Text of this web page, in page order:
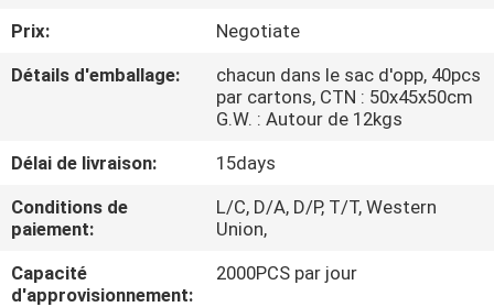
CONTRÔLE
DE
DU
SITE
Prix:
Negotiate
Détails d'emballage:
chacun dans le sac d'opp, 40pcs
par cartons, CTN : 50x45x50cm
G.W. : Autour de 12kgs
Délai de livraison:
15days
Conditions de
paiement:
L/C, D/A, D/P, T/T, Western
Union,
Capacité
d'approvisionnement:
2000PCS par jour